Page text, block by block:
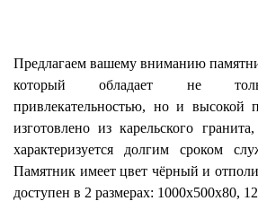
Предлагаем вашему вниманию
который обладает не
привлекательностью, но и высокой
изготовлено из карельского
характеризуется долгим сроком
Памятник имеет цвет чёрный и
доступен в 2 размерах: 1000х500х80,